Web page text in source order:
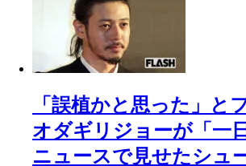
「誤植かと思った」と
オダギリジョーが「一
ニュースで見せたシュ